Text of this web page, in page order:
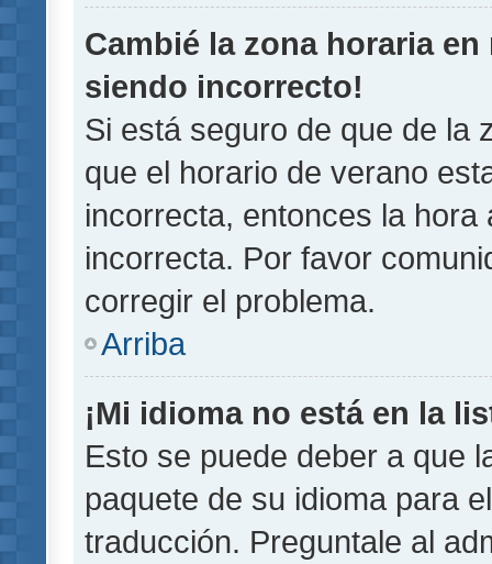
Cambié la zona horaria
siendo incorrecto!
Si está seguro de que de la
que el horario de verano
incorrecta, entonces la
incorrecta. Por favor
corregir el problema.
Arriba
¡Mi idioma no está en la
Esto se puede deber a que
paquete de su idioma para
traducción. Preguntale al